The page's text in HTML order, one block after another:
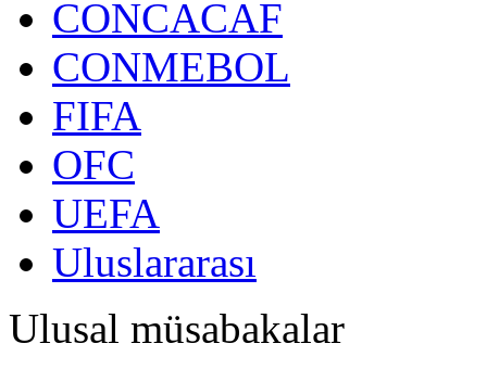
CONCACAF
CONMEBOL
FIFA
OFC
UEFA
Uluslararası
Ulusal müsabakalar